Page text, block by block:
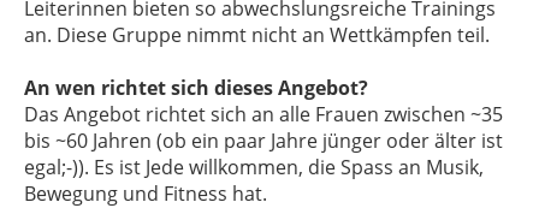
Leiterinnen bieten so abwechslungsreiche Trainings
an. Diese Gruppe nimmt nicht an Wettkämpfen teil.
An wen richtet sich dieses Angebot?
Das Angebot richtet sich an alle Frauen zwischen ~35
bis ~60 Jahren (ob ein paar Jahre jünger oder älter ist
egal;-)). Es ist Jede willkommen, die Spass an Musik,
Bewegung und Fitness hat.